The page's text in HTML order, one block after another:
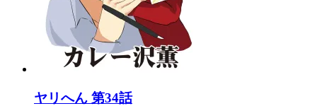
ヤリへん 第34話